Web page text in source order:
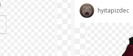
hyitapizdec